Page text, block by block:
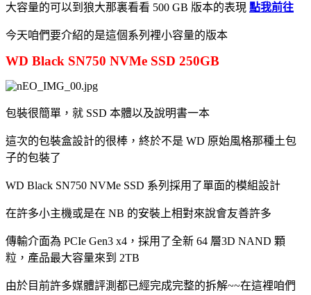
大容量的可以到狼大那裏看看 500 GB 版本的表現 點我前往
今天咱們要介紹的是這個系列裡小容量的版本
WD Black SN750 NVMe SSD 250GB
包裝很簡單，就 SSD 本體以及說明書一本
這次的包裝盒設計的很棒，終於不是 WD 原始風格那種土包
子的包裝了
WD Black SN750 NVMe SSD 系列採用了單面的模組設計
在許多小主機或是在 NB 的安裝上相對來說會友善許多
傳輸介面為 PCIe Gen3 x4，採用了全新 64 層3D NAND 顆
粒，產品最大容量來到 2TB
由於目前許多媒體評測都已經完成完整的拆解~~在這裡咱們